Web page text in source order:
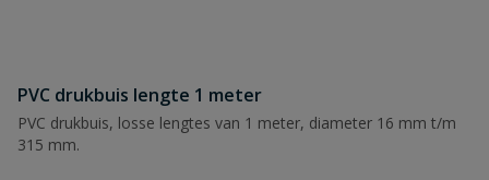
Beoordeling versturen
PVC drukbuis lengte 1 meter
PVC drukbuis, losse lengtes van 1 meter, diameter 16 mm t/m
315 mm.